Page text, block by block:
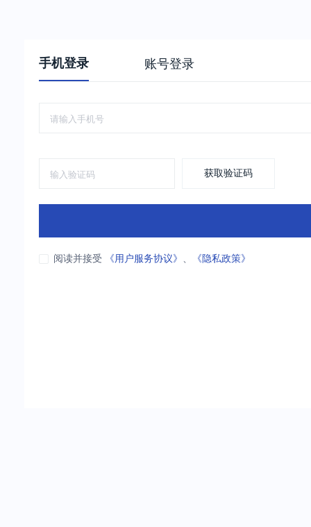
手机登录 账号登录
获取验证码
阅读并接受 《用户服务协议》 、 《隐私政策》